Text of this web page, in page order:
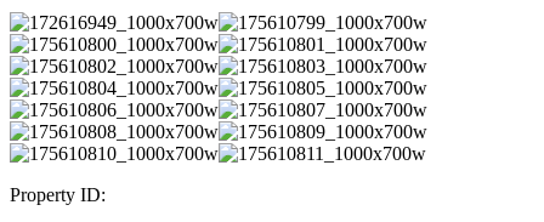
Property ID: